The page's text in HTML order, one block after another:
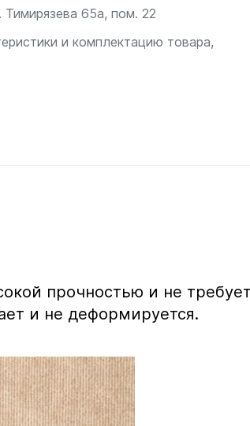
65а, пом. 22
и комплектацию товара,
прочностью и не
и не деформируется.